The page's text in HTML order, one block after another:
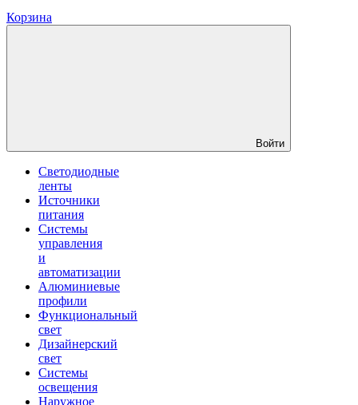
Корзина
Войти
Светодиодные
ленты
Источники
питания
Системы
управления
и
автоматизации
Алюминиевые
профили
Функциональный
свет
Дизайнерский
свет
Системы
освещения
Наружное